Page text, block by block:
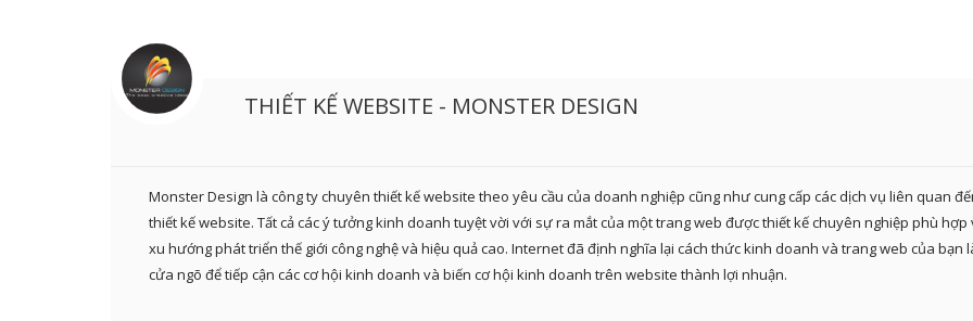
THIẾT KẾ WEBSITE - MONSTER DESIGN
Monster Design là công ty chuyên thiết kế website theo yêu cầu của doanh nghiệp cũng như cung cấp các dịch vụ liên quan
thiết kế website. Tất cả các ý tưởng kinh doanh tuyệt vời với sự ra mắt của một trang web được thiết kế chuyên nghiệp phù hợp
xu hướng phát triển thế giới công nghệ và hiệu quả cao. Internet đã định nghĩa lại cách thức kinh doanh và trang web của bạn
cửa ngõ để tiếp cận các cơ hội kinh doanh và biến cơ hội kinh doanh trên website thành lợi nhuận.